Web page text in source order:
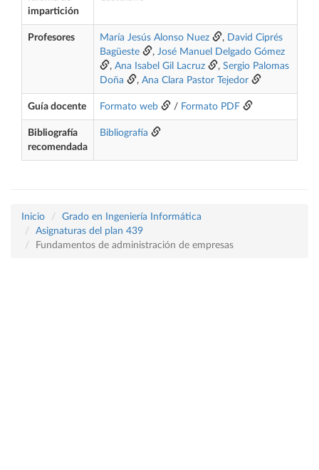
impartición
Profesores María Jesús Alonso Nuez , David Ciprés
Bagüeste
, José Manuel Delgado Gómez
, Ana Isabel Gil Lacruz , Sergio Palomas
Doña
, Ana Clara Pastor Tejedor
Guía docente Formato web / Formato PDF
Bibliografía
recomendada
Bibliografía
Inicio
Grado en Ingeniería Informática
Asignaturas del plan 439
Fundamentos de administración de empresas